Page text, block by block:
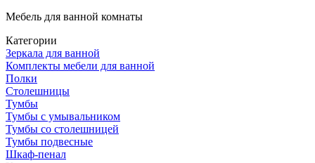
Мебель для ванной комнаты
Категории
Зеркала для ванной
Комплекты мебели для ванной
Полки
Столешницы
Тумбы
Тумбы с умывальником
Тумбы со столешницей
Тумбы подвесные
Шкаф-пенал